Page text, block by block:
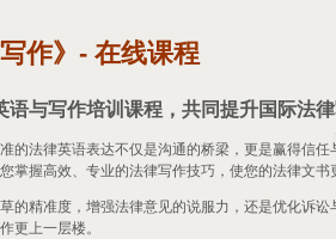
作》- 在线课程
的法律英语表达不仅是沟通的桥梁，更是赢得信
掌握高效、专业的法律写作技巧，使您的法律文书
的精准度，增强法律意见的说服力，还是优化诉
更上一层楼。
语与写作培训课程，共同提升国际法